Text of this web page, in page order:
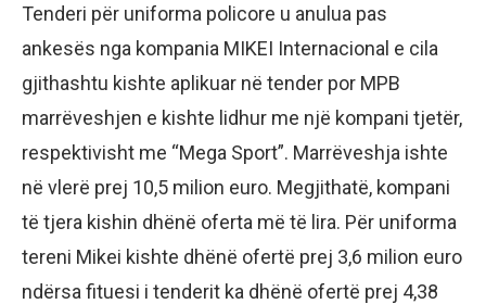
Tenderi për uniforma policore u anulua pas
ankesës nga kompania MIKEI Internacional e cila
gjithashtu kishte aplikuar në tender por MPB
marrëveshjen e kishte lidhur me një kompani tjetër,
respektivisht me “Mega Sport”. Marrëveshja ishte
në vlerë prej 10,5 milion euro. Megjithatë, kompani
të tjera kishin dhënë oferta më të lira. Për uniforma
tereni Mikei kishte dhënë ofertë prej 3,6 milion euro
ndërsa fituesi i tenderit ka dhënë ofertë prej 4,38